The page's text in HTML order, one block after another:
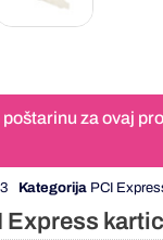
za ovaj
Kategorija PCI
Express